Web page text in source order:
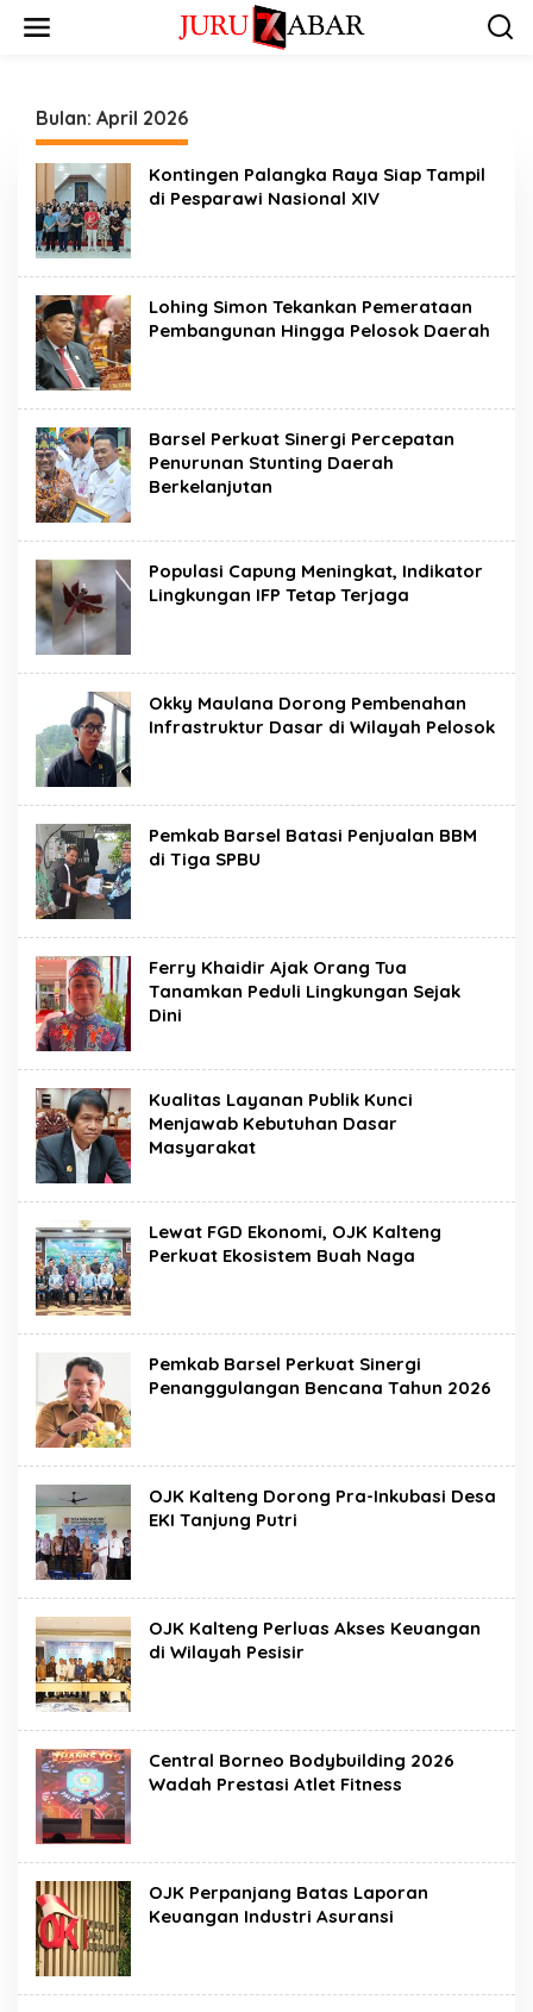
Bulan: April 2026
Kontingen Palangka Raya Siap Tampil
di Pesparawi Nasional XIV
Lohing Simon Tekankan Pemerataan
Pembangunan Hingga Pelosok Daerah
Barsel Perkuat Sinergi Percepatan
Penurunan Stunting Daerah
Berkelanjutan
Populasi Capung Meningkat, Indikator
Lingkungan IFP Tetap Terjaga
Okky Maulana Dorong Pembenahan
Infrastruktur Dasar di Wilayah Pelosok
Pemkab Barsel Batasi Penjualan BBM
di Tiga SPBU
Ferry Khaidir Ajak Orang Tua
Tanamkan Peduli Lingkungan Sejak
Dini
Kualitas Layanan Publik Kunci
Menjawab Kebutuhan Dasar
Masyarakat
Lewat FGD Ekonomi, OJK Kalteng
Perkuat Ekosistem Buah Naga
Pemkab Barsel Perkuat Sinergi
Penanggulangan Bencana Tahun 2026
OJK Kalteng Dorong Pra-Inkubasi Desa
EKI Tanjung Putri
OJK Kalteng Perluas Akses Keuangan
di Wilayah Pesisir
Central Borneo Bodybuilding 2026
Wadah Prestasi Atlet Fitness
OJK Perpanjang Batas Laporan
Keuangan Industri Asuransi